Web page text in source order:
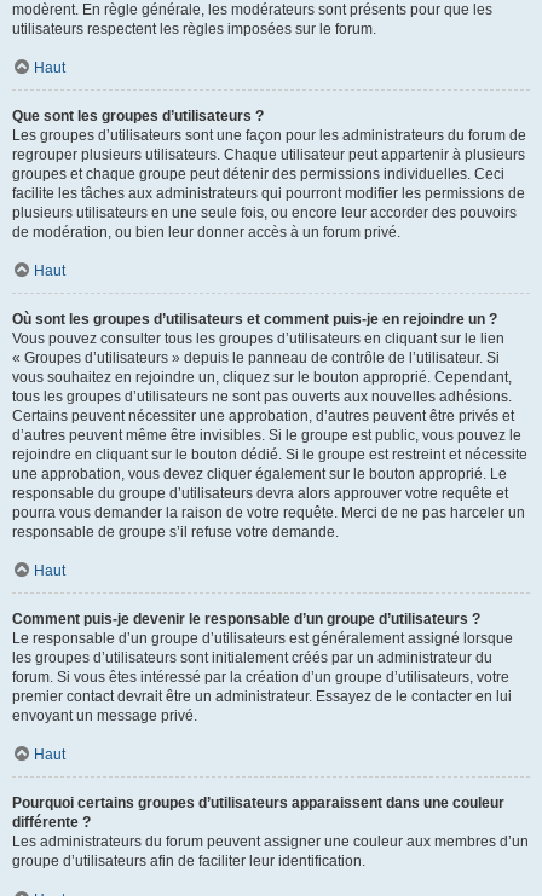
modèrent. En règle générale, les modérateurs sont présents pour que les
utilisateurs respectent les règles imposées sur le forum.
Haut
Que sont les groupes d’utilisateurs ?
Les groupes d’utilisateurs sont une façon pour les administrateurs du forum de
regrouper plusieurs utilisateurs. Chaque utilisateur peut appartenir à plusieurs
groupes et chaque groupe peut détenir des permissions individuelles. Ceci
facilite les tâches aux administrateurs qui pourront modifier les permissions de
plusieurs utilisateurs en une seule fois, ou encore leur accorder des pouvoirs
de modération, ou bien leur donner accès à un forum privé.
Haut
Où sont les groupes d’utilisateurs et comment puis-je en rejoindre un ?
Vous pouvez consulter tous les groupes d’utilisateurs en cliquant sur le lien
« Groupes d’utilisateurs » depuis le panneau de contrôle de l’utilisateur. Si
vous souhaitez en rejoindre un, cliquez sur le bouton approprié. Cependant,
tous les groupes d’utilisateurs ne sont pas ouverts aux nouvelles adhésions.
Certains peuvent nécessiter une approbation, d’autres peuvent être privés et
d’autres peuvent même être invisibles. Si le groupe est public, vous pouvez le
rejoindre en cliquant sur le bouton dédié. Si le groupe est restreint et nécessite
une approbation, vous devez cliquer également sur le bouton approprié. Le
responsable du groupe d’utilisateurs devra alors approuver votre requête et
pourra vous demander la raison de votre requête. Merci de ne pas harceler un
responsable de groupe s’il refuse votre demande.
Haut
Comment puis-je devenir le responsable d’un groupe d’utilisateurs ?
Le responsable d’un groupe d’utilisateurs est généralement assigné lorsque
les groupes d’utilisateurs sont initialement créés par un administrateur du
forum. Si vous êtes intéressé par la création d’un groupe d’utilisateurs, votre
premier contact devrait être un administrateur. Essayez de le contacter en lui
envoyant un message privé.
Haut
Pourquoi certains groupes d’utilisateurs apparaissent dans une couleur
différente ?
Les administrateurs du forum peuvent assigner une couleur aux membres d’un
groupe d’utilisateurs afin de faciliter leur identification.